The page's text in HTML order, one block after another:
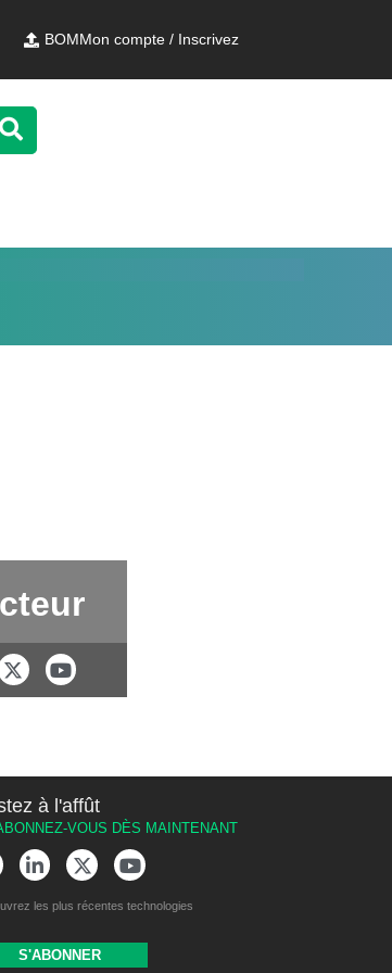
BOMMon compte / Inscrivez
à l'affût
VOUS DÈS MAINTENANT
les plus récentes technologies
S'ABONNER